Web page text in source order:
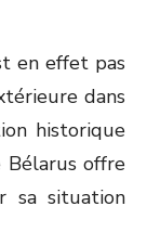
en effet pas
dans
historique
offre
sa situation